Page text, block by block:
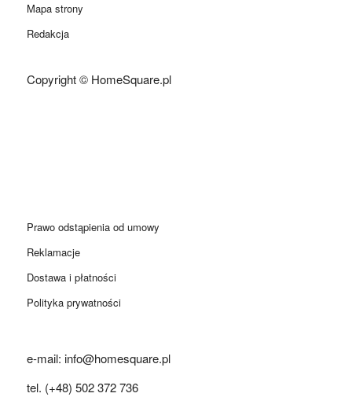
Mapa strony
Redakcja
Copyright © HomeSquare.pl
Prawo odstąpienia od umowy
Reklamacje
Dostawa i płatności
Polityka prywatności
e-mail: info@homesquare.pl
tel. (+48) 502 372 736